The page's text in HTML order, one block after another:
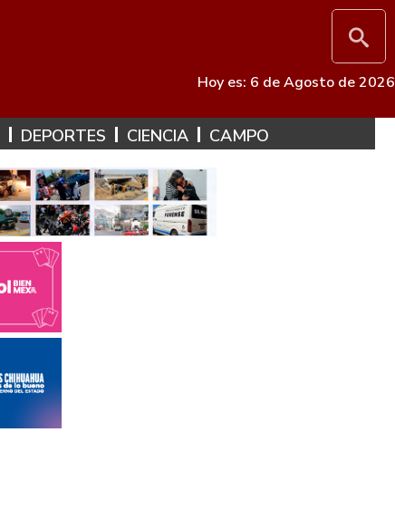
Hoy es: 6 de Agosto de 2026
DEPORTES CIENCIA CAMPO